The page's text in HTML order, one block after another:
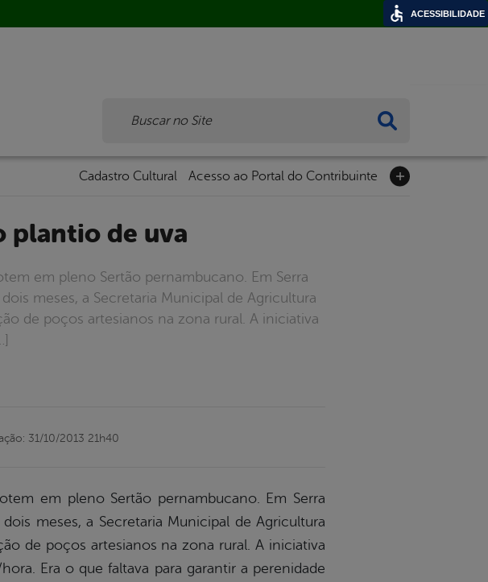
Cadastro Cultural Acesso ao Portal do Contribuinte
plantio de uva
em pleno Sertão pernambucano. Em Serra
meses, a Secretaria Municipal de Agricultura
de poços artesianos na zona rural. A iniciativa
31/10/2013 21h40
em pleno Sertão pernambucano. Em Serra
meses, a Secretaria Municipal de Agricultura
de poços artesianos na zona rural. A iniciativa
Era o que faltava para garantir a perenidade
ACESSIBILIDADE